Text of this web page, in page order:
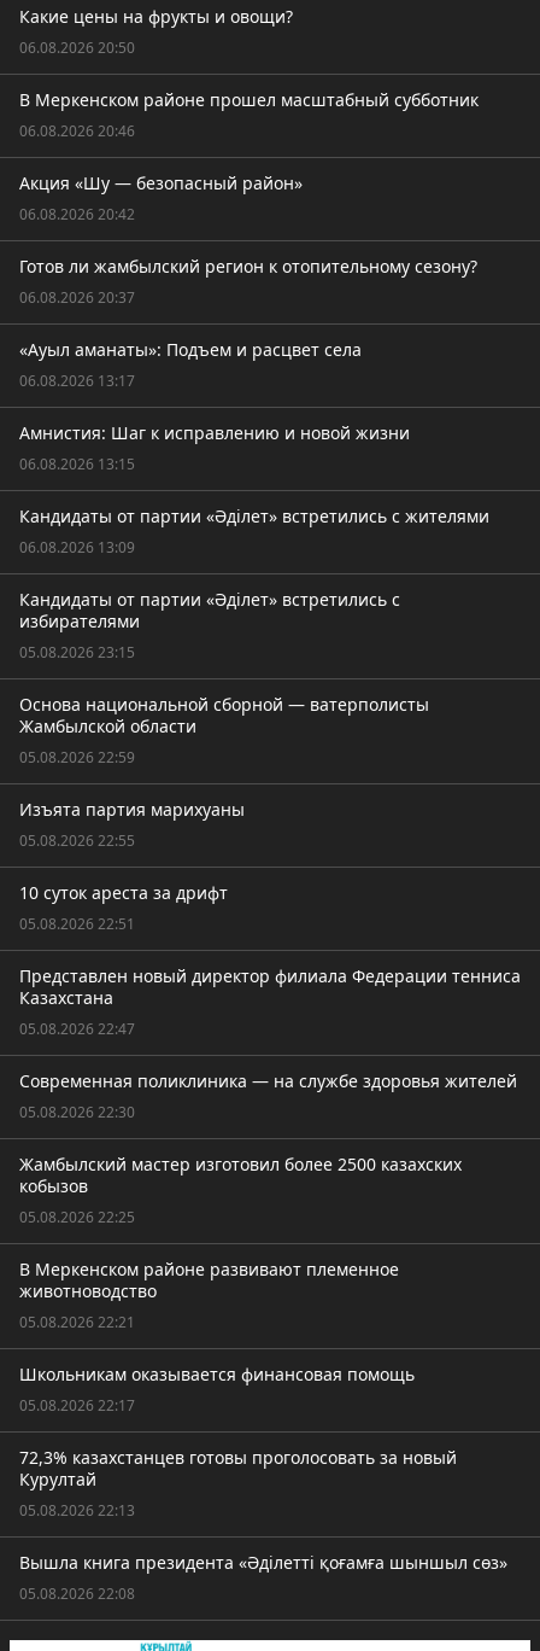
Какие цены на фрукты и овощи?
06.08.2026 20:50
В Меркенском районе прошел масштабный субботник
06.08.2026 20:46
Акция «Шу — безопасный район»
06.08.2026 20:42
Готов ли жамбылский регион к отопительному сезону?
06.08.2026 20:37
«Ауыл аманаты»: Подъем и расцвет села
06.08.2026 13:17
Амнистия: Шаг к исправлению и новой жизни
06.08.2026 13:15
Кандидаты от партии «Әділет» встретились с жителями
06.08.2026 13:09
Кандидаты от партии «Әділет» встретились с
избирателями
05.08.2026 23:15
Основа национальной сборной — ватерполисты
Жамбылской области
05.08.2026 22:59
Изъята партия марихуаны
05.08.2026 22:55
10 суток ареста за дрифт
05.08.2026 22:51
Представлен новый директор филиала Федерации тенниса
Казахстана
05.08.2026 22:47
Современная поликлиника — на службе здоровья жителей
05.08.2026 22:30
Жамбылский мастер изготовил более 2500 казахских
кобызов
05.08.2026 22:25
В Меркенском районе развивают племенное
животноводство
05.08.2026 22:21
Школьникам оказывается финансовая помощь
05.08.2026 22:17
72,3% казахстанцев готовы проголосовать за новый
Курултай
05.08.2026 22:13
Вышла книга президента «Әділетті қоғамға шыншыл сөз»
05.08.2026 22:08